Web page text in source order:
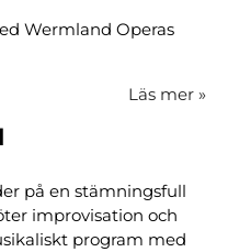
Wermland Operas
Läs mer »
på en stämningsfull
improvisation och
program med